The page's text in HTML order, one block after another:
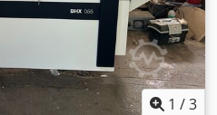
- Nr. 6 uavhengige
+ 2 i Y) Nr. 1 notsagaggregat
(mm) 100 Nr. 1 vertikal
HKS63 (Effekt kW 5)
- magasinplasser (Nr. 4
1 /3